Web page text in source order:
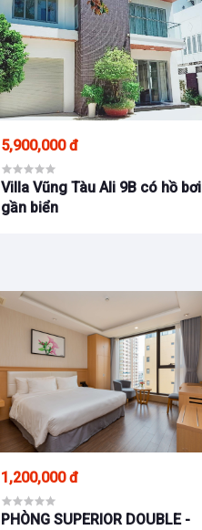
5,900,000 đ
Villa Vũng Tàu Ali 9B có hồ bơi
gần biển
1,200,000 đ
PHÒNG SUPERIOR DOUBLE -